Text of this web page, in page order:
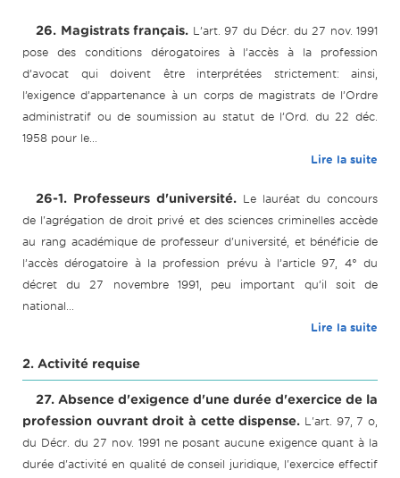
26. Magistrats français. L’art. 97 du Décr. du 27 nov. 1991
pose des conditions dérogatoires à l’accès à la profession
d’avocat qui doivent être interprétées strictement: ainsi,
l’exigence d’appartenance à un corps de magistrats de l’Ordre
administratif ou de soumission au statut de l’Ord. du 22 déc.
1958 pour le...
Lire la suite
26-1. Professeurs d'université. Le lauréat du concours
de l'agrégation de droit privé et des sciences criminelles accède
au rang académique de professeur d'université, et bénéficie de
l’accès dérogatoire à la profession prévu à l’article 97, 4° du
décret du 27 novembre 1991, peu important qu’il soit de
national...
Lire la suite
2. Activité requise
27. Absence d'exigence d'une durée d'exercice de la
profession ouvrant droit à cette dispense. L'art. 97, 7 o,
du Décr. du 27 nov. 1991 ne posant aucune exigence quant à la
durée d'activité en qualité de conseil juridique, l'exercice effectif